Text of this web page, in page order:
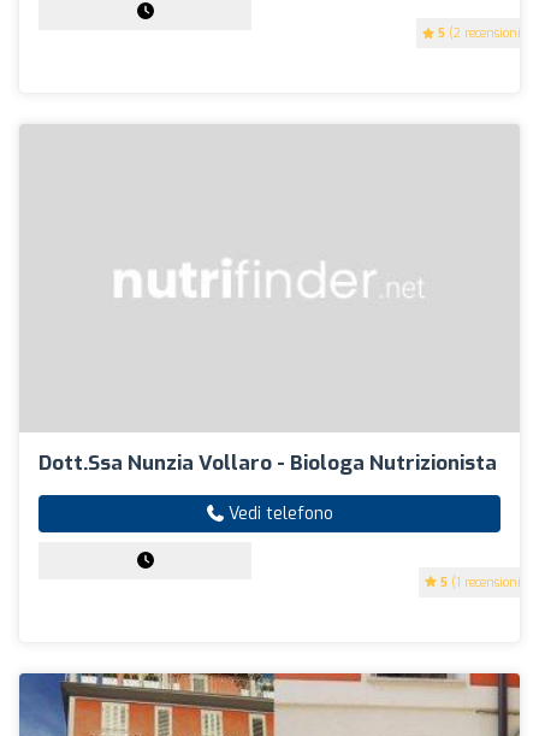
5 (2 recensioni)
Dott.ssa Nunzia Vollaro - Biologa Nutrizionista
5 (1 recensioni)
Vedi telefono